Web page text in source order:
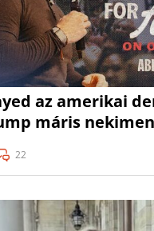
az amerikai
máris
22